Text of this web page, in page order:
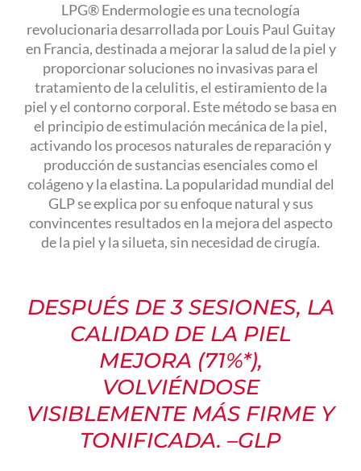
LPG® Endermologie es una tecnología
revolucionaria desarrollada por Louis Paul Guitay
en Francia, destinada a mejorar la salud de la piel y
proporcionar soluciones no invasivas para el
tratamiento de la celulitis, el estiramiento de la
piel y el contorno corporal. Este método se basa en
el principio de estimulación mecánica de la piel,
activando los procesos naturales de reparación y
producción de sustancias esenciales como el
colágeno y la elastina. La popularidad mundial del
GLP se explica por su enfoque natural y sus
convincentes resultados en la mejora del aspecto
de la piel y la silueta, sin necesidad de cirugía.
DESPUÉS DE 3 SESIONES, LA
CALIDAD DE LA PIEL
MEJORA (71%*),
VOLVIÉNDOSE
VISIBLEMENTE MÁS FIRME Y
TONIFICADA. –GLP